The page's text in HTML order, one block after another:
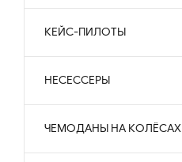
КЕЙС-ПИЛОТЫ
НЕСЕССЕРЫ
ЧЕМОДАНЫ НА КОЛЁСАХ